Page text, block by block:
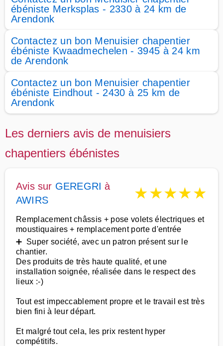
ébéniste Merksplas - 2330 à 24 km de
Arendonk
Contactez un bon Menuisier chapentier
ébéniste Kwaadmechelen - 3945 à 24 km
de Arendonk
Contactez un bon Menuisier chapentier
ébéniste Eindhout - 2430 à 25 km de
Arendonk
Les derniers avis de menuisiers
chapentiers ébénistes
Avis sur GEREGRI à
AWIRS
★★★★★
Remplacement châssis + pose volets électriques et
moustiquaires + remplacement porte d'entrée
➕ Super société, avec un patron présent sur le
chantier.
Des produits de très haute qualité, et une
installation soignée, réalisée dans le respect des
lieux :-)
Tout est impeccablement propre et le travail est très
bien fini à leur départ.
Et malgré tout cela, les prix restent hyper
compétitifs.